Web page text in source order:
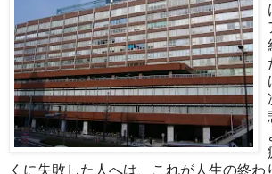
くに失敗した人へは、これが人生の終わ